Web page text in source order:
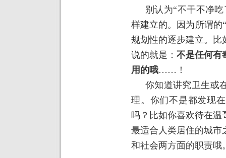
别认为“不干不净
样建立的。因为所谓的
规划性的逐步建立。比
说的就是： 不是任何有
用的哦……！
你知道讲究卫生或
理。你们不是都发现
吗？比如你喜欢待在温
最适合人类居住的城
和社会两方面的职责哦